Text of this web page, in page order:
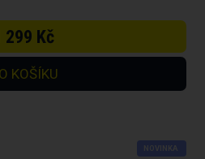
299 Kč
NOVINKA